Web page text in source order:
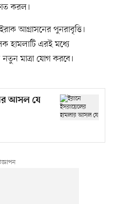
করল।
আগ্রাসনের পুনরাবৃত্তি।
হামলাটি এরই মধ্যে
নতুন মাত্রা যোগ করবে।
আসল যে